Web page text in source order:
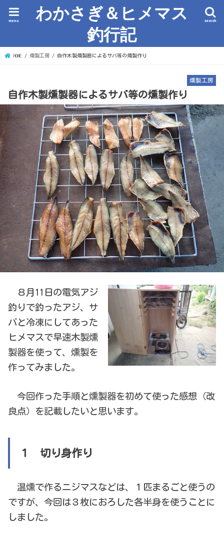
わかさぎ＆ヒメマス
釣行記
search
menu
HOME 燻製工房 自作木製燻製器によるサバ等の燻製作り
燻製工房
自作木製燻製器によるサバ等の燻製作り
８月11日の電気アジ
釣りで釣ったアジ、サ
バと冷凍にしてあった
ヒメマスで早速木製燻
製器を使って、燻製を
作ってみました。
今回作った手順と燻製器を初めて使った感想（改
良点）を記載したいと思います。
１ 切り身作り
温燻で作るニジマスなどは、１匹まるごと使うの
ですが、今回は３枚におろした各半身を使うことに
しました。